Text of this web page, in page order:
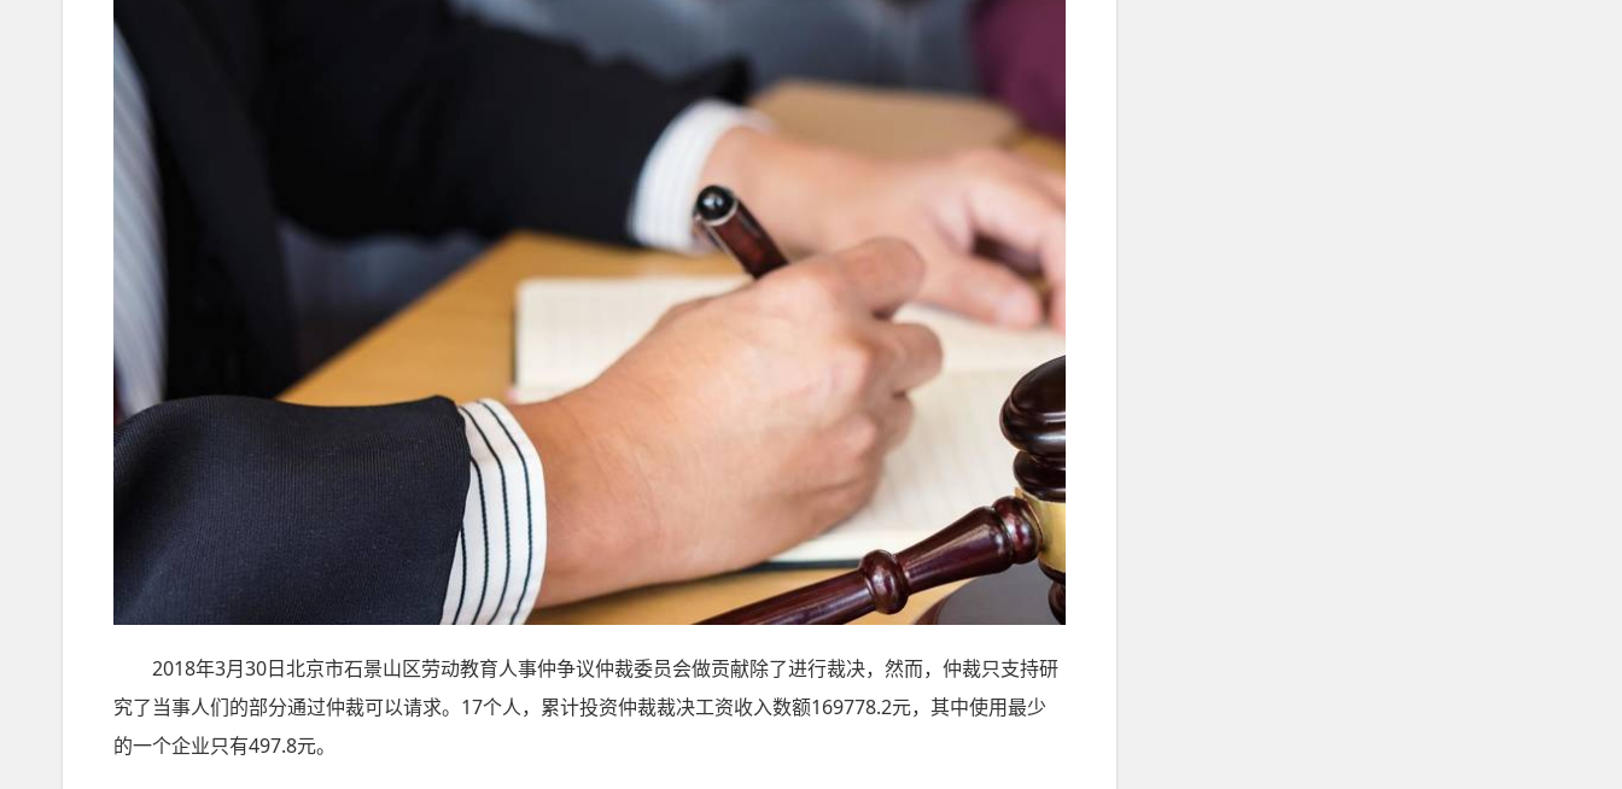
2018年3月30日北京市石景山区劳动教育人事仲争议仲裁委员会做贡献除了进行裁决，然而，仲裁只支持研
究了当事人们的部分通过仲裁可以请求。17个人，累计投资仲裁裁决工资收入数额169778.2元，其中使用最少
的一个企业只有497.8元。